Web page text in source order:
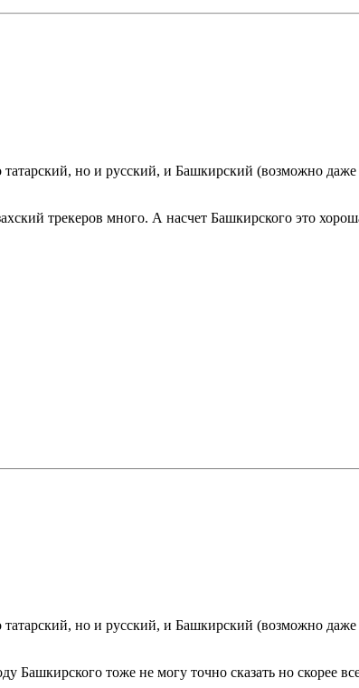
но и русский, и Башкирский (возможно
трекеров много. А насчет Башкирского это
но и русский, и Башкирский (возможно
Башкирского тоже не могу точно сказать но скорее